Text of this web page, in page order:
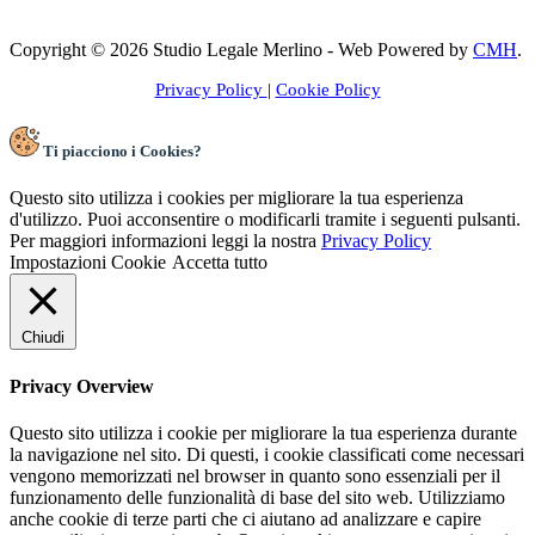
Copyright © 2026 Studio Legale Merlino - Web Powered by CMH.
Privacy Policy | Cookie Policy
Ti piacciono i Cookies?
Questo sito utilizza i cookies per migliorare la tua esperienza
d'utilizzo. Puoi acconsentire o modificarli tramite i seguenti pulsanti.
Per maggiori informazioni leggi la nostra Privacy Policy
Impostazioni Cookie Accetta tutto
Chiudi
Privacy Overview
Questo sito utilizza i cookie per migliorare la tua esperienza durante
la navigazione nel sito. Di questi, i cookie classificati come necessari
vengono memorizzati nel browser in quanto sono essenziali per il
funzionamento delle funzionalità di base del sito web. Utilizziamo
anche cookie di terze parti che ci aiutano ad analizzare e capire